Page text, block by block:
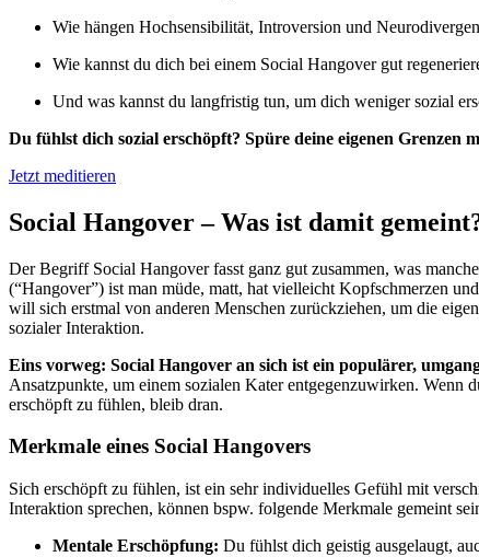
Wie hängen Hochsensibilität, Introversion und
Wie kannst du dich bei einem Social Hangover gut
Und was kannst du langfristig tun, um dich weniger sozial
Du fühlst dich sozial erschöpft? Spüre deine eigenen
Jetzt meditieren
Social Hangover – Was ist damit
Der Begriff Social Hangover fasst ganz gut zusammen, was
(“Hangover”) ist man müde, matt, hat vielleicht Kopfschmerzen
will sich erstmal von anderen Menschen zurückziehen, um die
sozialer Interaktion.
Eins vorweg: Social Hangover an sich ist ein populärer,
Ansatzpunkte, um einem sozialen Kater entgegenzuwirken.
erschöpft zu fühlen, bleib dran.
Merkmale eines Social Hangovers
Sich erschöpft zu fühlen, ist ein sehr individuelles Gefühl mit
Interaktion sprechen, können bspw. folgende Merkmale gemeint
Mentale Erschöpfung: Du fühlst dich geistig ausgelaugt,